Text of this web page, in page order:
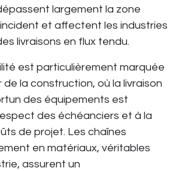
largement la zone
et affectent les industries
livraisons en flux tendu.
est particulièrement marquée
la construction, où la livraison
des équipements est
des échéanciers et à la
de projet. Les chaînes
en matériaux, véritables
assurent un